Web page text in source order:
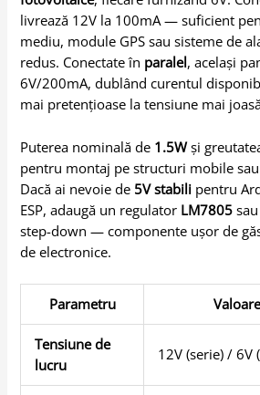
livrează 12V la 100mA — suficient
mediu, module GPS sau sisteme de
redus. Conectate în paralel, același
6V/200mA, dublând curentul
mai pretențioase la tensiune mai
Puterea nominală de 1.5Wși
pentru montaj pe structuri mobile
Dacă ai nevoie de 5V stabili pentru
ESP, adaugă un regulator LM7805
step-down — componente ușor de
de electronice.
Parametru
Tensiune de
lucru
12V (serie) / 6V